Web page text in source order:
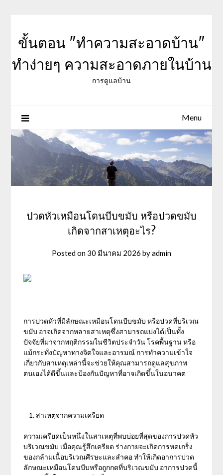
content
ขั้นตอน "ทำความสะอาดบ้าน"
ทำง่ายๆ ความสะอาดภายในบ้าน
การดูแลบ้าน
Menu
ปวดหัวเหมือนโดนบีบขมับ หรือปวดขมับ
เกิดจากสาเหตุอะไร?
Posted on 30 มีนาคม 2026 byadmin
การปวดหัวที่มีลักษณะเหมือนโดนบีบขมับ หรือปวดที่บริเวณ
ขมับ อาจเกิดจากหลายสาเหตุซึ่งสามารถแบ่งได้เป็นทั้ง
ปัจจัยที่มาจากพฤติกรรมในชีวิตประจำวัน โรคพื้นฐาน หรือ
แม้กระทั่งปัญหาทางจิตใจและอารมณ์ การทำความเข้าใจ
เกี่ยวกับสาเหตุเหล่านี้จะช่วยให้คุณสามารถดูแลสุขภาพ
ตนเองได้ดีขึ้นและป้องกันปัญหาที่อาจเกิดขึ้นในอนาคต
สาเหตุจากความเครียด
ความเครียดเป็นหนึ่งในสาเหตุที่พบบ่อยที่สุดของการปวดหัว
บริเวณขมับ เมื่อคุณรู้สึกเครียด ร่างกายจะเกิดการหดเกร็ง
ของกล้ามเนื้อบริเวณศีรษะและลำคอ ทำให้เกิดอาการปวด
ลักษณะเหมือนโดนบีบหรือถูกกดที่บริเวณขมับ อาการปวดนี้